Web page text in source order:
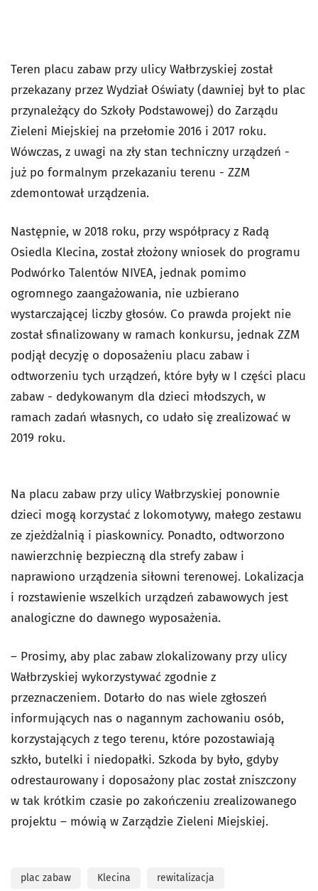
Teren placu zabaw przy ulicy Wałbrzyskiej został
przekazany przez Wydział Oświaty (dawniej był to plac
przynależący do Szkoły Podstawowej) do Zarządu
Zieleni Miejskiej na przełomie 2016 i 2017 roku.
Wówczas, z uwagi na zły stan techniczny urządzeń -
już po formalnym przekazaniu terenu - ZZM
zdemontował urządzenia.
Następnie, w 2018 roku, przy współpracy z Radą
Osiedla Klecina, został złożony wniosek do programu
Podwórko Talentów NIVEA, jednak pomimo
ogromnego zaangażowania, nie uzbierano
wystarczającej liczby głosów. Co prawda projekt nie
został sfinalizowany w ramach konkursu, jednak ZZM
podjął decyzję o doposażeniu placu zabaw i
odtworzeniu tych urządzeń, które były w I części placu
zabaw - dedykowanym dla dzieci młodszych, w
ramach zadań własnych, co udało się zrealizować w
2019 roku.
Na placu zabaw przy ulicy Wałbrzyskiej ponownie
dzieci mogą korzystać z lokomotywy, małego zestawu
ze zjeżdżalnią i piaskownicy. Ponadto, odtworzono
nawierzchnię bezpieczną dla strefy zabaw i
naprawiono urządzenia siłowni terenowej. Lokalizacja
i rozstawienie wszelkich urządzeń zabawowych jest
analogiczne do dawnego wyposażenia.
– Prosimy, aby plac zabaw zlokalizowany przy ulicy
Wałbrzyskiej wykorzystywać zgodnie z
przeznaczeniem. Dotarło do nas wiele zgłoszeń
informujących nas o nagannym zachowaniu osób,
korzystających z tego terenu, które pozostawiają
szkło, butelki i niedopałki. Szkoda by było, gdyby
odrestaurowany i doposażony plac został zniszczony
w tak krótkim czasie po zakończeniu zrealizowanego
projektu – mówią w Zarządzie Zieleni Miejskiej.
plac zabaw Klecina rewitalizacja